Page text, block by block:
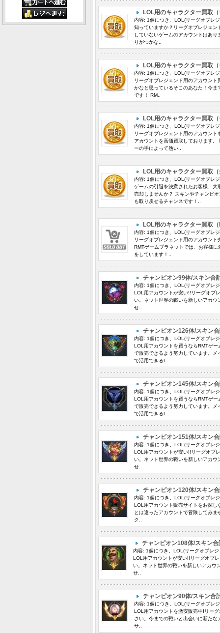
LOL用のキャラクター買取
内容: 1個につき、LOL(リーグオブレ
知っていますか？リーグオブレジェ
していないゲームのアカウントはあ
りがつかな..
LOL用のキャラクター買取
内容: 1個につき、LOL(リーグオブレ
リーグオブレジェンド用のアカウン
かなと思っているそこのあなた！今
です！ RM..
LOL用のキャラクター買取
内容: 1個につき、LOL(リーグオブレ
リーグオブレジェンド用のアカウン
アカウントを高価買取しております
ーの手によって熱い..
LOL用のキャラクター買取
内容: 1個につき、LOL(リーグオブレ
ゲームの引退を決意されたお客様、
売却しませんか？ スキンやチャンピ
も取り戻せるチャンスです！..
LOL用のキャラクター買取
内容: 1個につき、LOL(リーグオブレ
リーグオブレジェンド用のアカウン
RMTゲームプラネットでは、お客様
をしています！..
チャンピオン99体/スキン合
内容: 1個につき、LOL(リーグオブレ
LOL用アカウントが安い!!リーグオブ
い。ネット世界の戦いを新しいアカ
せ..
チャンピオン126体/スキン
内容: 1個につき、LOL(リーグオブレ
LOL用アカウントを買うならRMTゲ
で販売できるよう努力しています。
で活用できるL..
チャンピオン145体/スキン
内容: 1個につき、LOL(リーグオブレ
LOL用アカウントを買うならRMTゲ
で販売できるよう努力しています。
で活用できるL..
チャンピオン151体/スキン
内容: 1個につき、LOL(リーグオブレ
LOL用アカウントが安い!!リーグオブ
い。ネット世界の戦いを新しいアカ
せ..
チャンピオン120体/スキン
内容: 1個につき、LOL(リーグオブレ
LOL用アカウント販売サイトをお探し
とは違ったアカウントで冒険してみ
ク..
チャンピオン108体/スキン
内容: 1個につき、LOL(リーグオブレ
LOL用アカウントが安い!!リーグオブ
い。ネット世界の戦いを新しいアカウ
せ..
チャンピオン90体/スキン合
内容: 1個につき、LOL(リーグオブレ
LOL用アカウントを激安販売中!リー
さい。今までの戦いと出会いに新た
サ..